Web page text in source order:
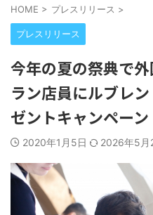
HOME > プレスリリース >
プレスリリース
今年の夏の祭典で
ラン店員にルブレ
ゼントキャンペーン
2020年1月5日 2026年5月